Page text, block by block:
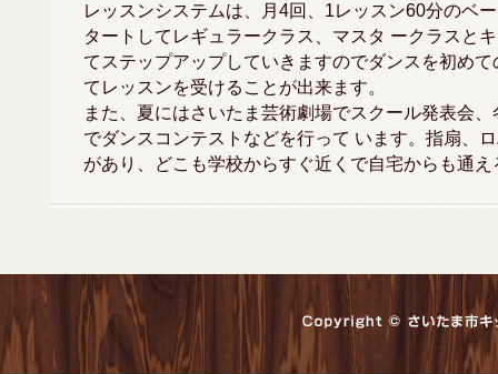
レッスンシステムは、月4回、1レッスン60分のベ
タートしてレギュラークラス、マスタ ークラスと
てステップアップしていきますのでダンスを初め
てレッスンを受けることが出来ます。
また、夏にはさいたま芸術劇場でスクール発表会
でダンスコンテストなどを行って います。指扇、
があり、どこも学校からすぐ近くで自宅からも通え